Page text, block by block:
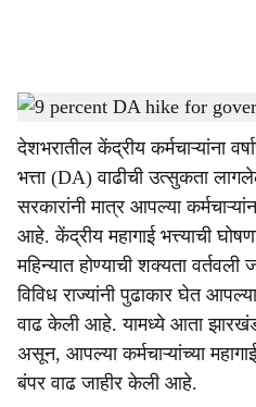
a
r
e
9 percent DA hike for government employees
देशभरातील केंद्रीय कर्मचाऱ्यांना
भत्ता (DA) वाढीची उत्सुकता
सरकारांनी मात्र आपल्या
आहे. केंद्रीय महागाई भत्त्याची
महिन्यात होण्याची शक्यता
विविध राज्यांनी पुढाकार घेत
वाढ केली आहे. यामध्ये आता
असून, आपल्या कर्मचाऱ्यांच्या
बंपर वाढ जाहीर केली आहे.